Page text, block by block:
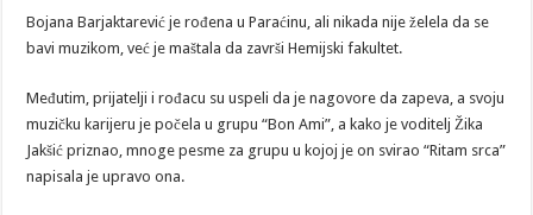
Bojana Barjaktarević je rođena u Paraćinu, ali nikada nije želela da se
bavi muzikom, već je maštala da završi Hemijski fakultet.
Međutim, prijatelji i rođacu su uspeli da je nagovore da zapeva, a svoju
muzičku karijeru je počela u grupu “Bon Ami”, a kako je voditelj Žika
Jakšić priznao, mnoge pesme za grupu u kojoj je on svirao “Ritam srca”
napisala je upravo ona.